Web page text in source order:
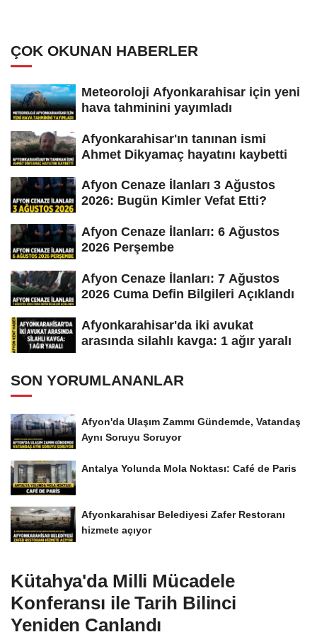
ÇOK OKUNAN HABERLER
Meteoroloji Afyonkarahisar için yeni
hava tahminini yayımladı
Afyonkarahisar'ın tanınan ismi
Ahmet Dikyamaç hayatını kaybetti
Afyon Cenaze İlanları 3 Ağustos
2026: Bugün Kimler Vefat Etti?
Afyon Cenaze İlanları: 6 Ağustos
2026 Perşembe
Afyon Cenaze İlanları: 7 Ağustos
2026 Cuma Defin Bilgileri Açıklandı
Afyonkarahisar'da iki avukat
arasında silahlı kavga: 1 ağır yaralı
SON YORUMLANANLAR
Afyon'da Ulaşım Zammı Gündemde, Vatandaş
Aynı Soruyu Soruyor
Antalya Yolunda Mola Noktası: Café de Paris
Afyonkarahisar Belediyesi Zafer Restoranı
hizmete açıyor
Kütahya'da Milli Mücadele
Konferansı ile Tarih Bilinci
Yeniden Canlandı